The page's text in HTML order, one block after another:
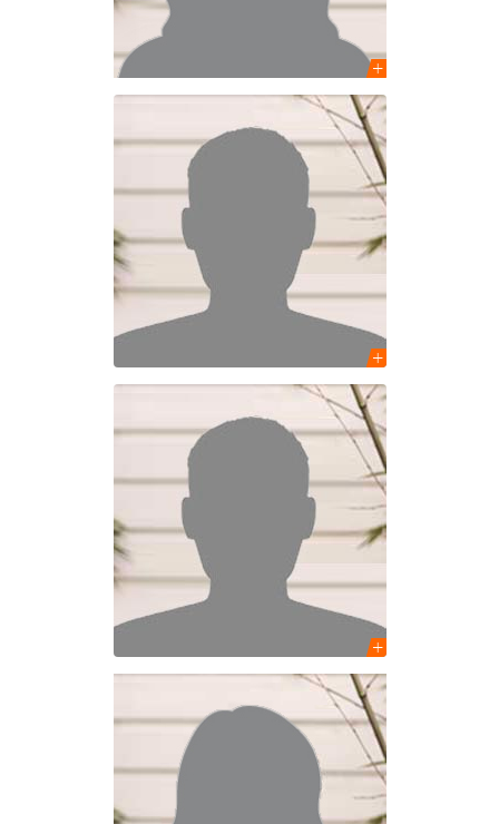
Johnny Ghoussoub
Chargé de projets
Zacharie Zeitoun
Assistant de projets
Direction administrative